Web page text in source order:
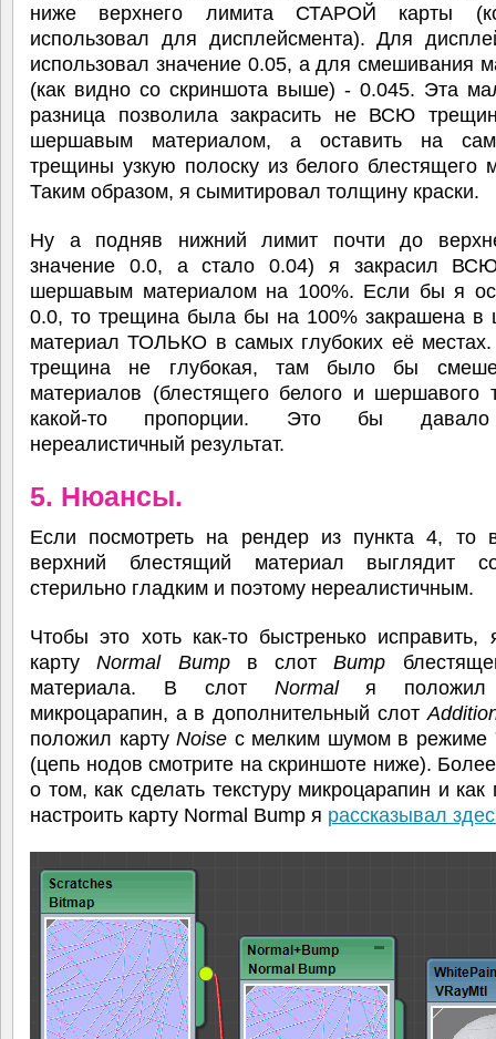
ниже верхнего лимита СТАРОЙ карты
использовал для дисплейсмента). Для
использовал значение 0.05, а для смешивания
(как видно со скриншота выше) - 0.045. Эта
разница позволила закрасить не ВСЮ
шершавым материалом, а оставить на
трещины узкую полоску из белого блестящего
Таким образом, я сымитировал толщину краски.
Ну а подняв нижний лимит почти до
значение 0.0, а стало 0.04) я закрасил
шершавым материалом на 100%. Если бы я
0.0, то трещина была бы на 100% закрашена
материал ТОЛЬКО в самых глубоких её
трещина не глубокая, там было бы
материалов (блестящего белого и шершавого
какой-то пропорции. Это бы
нереалистичный результат.
5. Нюансы.
Если посмотреть на рендер из пункта 4, то
верхний блестящий материал выглядит
стерильно гладким и поэтому нереалистичным.
Чтобы это хоть как-то быстренько исправить,
картуNormal Bumpв слотBump
материала. В слот Normalя положил
микроцарапин, а в дополнительный слот
положил карту Noise с мелким шумом в режиме
(цепь нодов смотрите на скриншоте ниже).
о том, как сделать текстуру микроцарапин и как
настроить карту Normal Bump я рассказывал